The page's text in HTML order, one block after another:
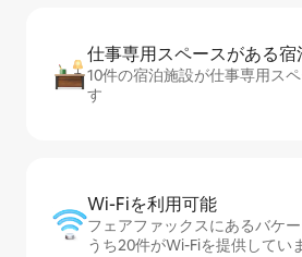
仕事専用ス⁠ペ⁠ー⁠スがあ⁠る宿⁠
10件の宿泊施設が仕事専用ス
す
Wi-Fiを利⁠用⁠可⁠能
フェアファックスにあるバケ
うち20件がWi-Fiを提供してい